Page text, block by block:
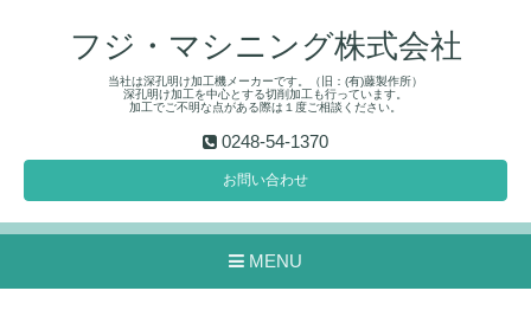
フジ・マシニング株式会社
当社は深孔明け加工機メーカーです。（旧：(有)藤製作所）
深孔明け加工を中心とする切削加工も行っています。
加工でご不明な点がある際は１度ご相談ください。
0248-54-1370
お問い合わせ
MENU